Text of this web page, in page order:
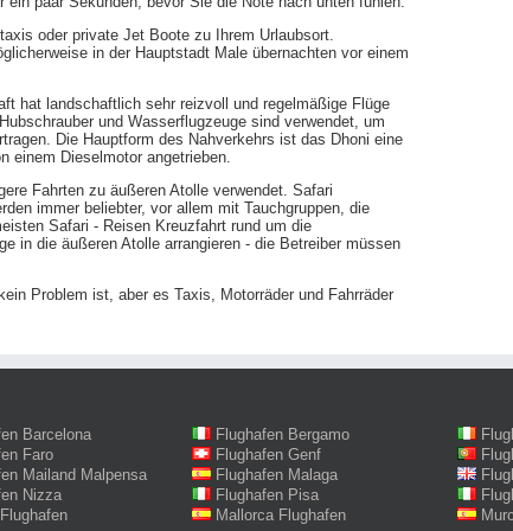
oder private Jet Boote zu Ihrem Urlaubsort.
in der Hauptstadt Male übernachten vor einem
hat landschaftlich sehr reizvoll und regelmäßige Flüge
und Wasserflugzeuge sind verwendet, um
Die Hauptform des Nahverkehrs ist das Dhoni eine
einem Dieselmotor angetrieben.
Fahrten zu äußeren Atolle verwendet. Safari
immer beliebter, vor allem mit Tauchgruppen, die
Safari - Reisen Kreuzfahrt rund um die
in die äußeren Atolle arrangieren - die Betreiber müssen
Problem ist, aber es Taxis, Motorräder und Fahrräder
Barcelona Flughafen Bergamo
Faro Flughafen Genf
Mailand Malpensa Flughafen Malaga
Nizza Flughafen Pisa
Mallorca Flughafen